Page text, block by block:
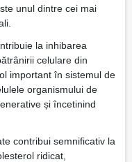
unul dintre cei mai
la inhibarea
celulare din
important în sistemul de
organismului de
și încetinind
contribui semnificativ la
ridicat,